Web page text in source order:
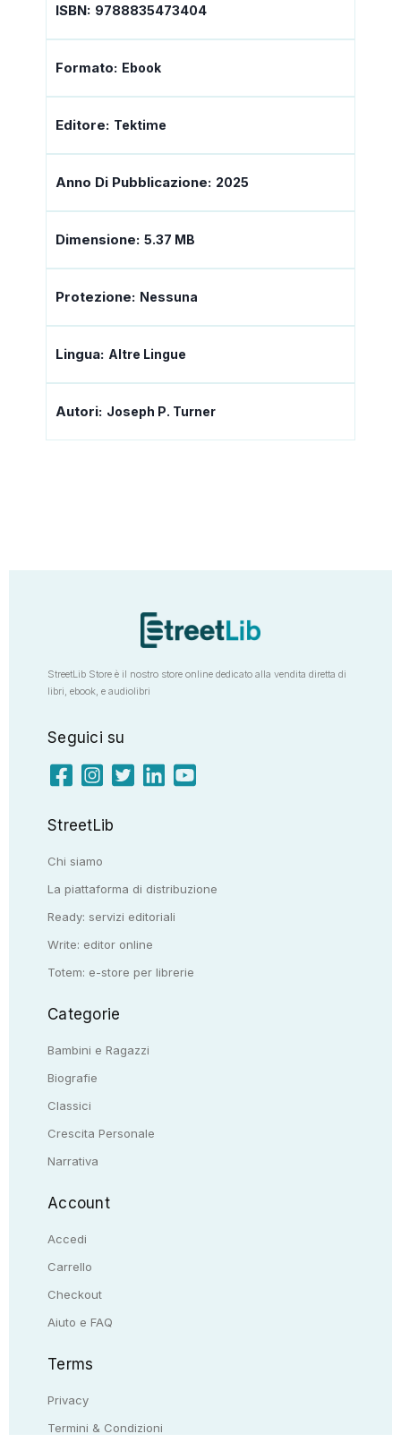
ISBN: 9788835473404
Formato: Ebook
Editore: Tektime
Anno Di Pubblicazione: 2025
Dimensione: 5.37 MB
Protezione: Nessuna
Lingua: Altre Lingue
Autori: Joseph P. Turner
StreetLib Store è il nostro store online dedicato alla vendita diretta di
libri, ebook, e audiolibri
Seguici su
StreetLib
Chi siamo
La piattaforma di distribuzione
Ready: servizi editoriali
Write: editor online
Totem: e-store per librerie
Categorie
Bambini e Ragazzi
Biografie
Classici
Crescita Personale
Narrativa
Account
Accedi
Carrello
Checkout
Aiuto e FAQ
Terms
Privacy
Termini & Condizioni